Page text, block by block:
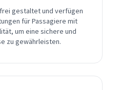
gestaltet und verfügen
für Passagiere mit
um eine sichere und
zu gewährleisten.